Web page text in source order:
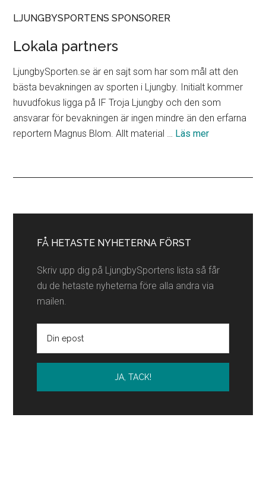
LJUNGBYSPORTENS SPONSORER
Lokala partners
LjungbySporten.se är en sajt som har som mål att den
bästa bevakningen av sporten i Ljungby. Initialt kommer
huvudfokus ligga på IF Troja Ljungby och den som
ansvarar för bevakningen är ingen mindre än den erfarna
reportern Magnus Blom. Allt material … Läs merom
sidofält
FÅ HETASTE NYHETERNA FÖRST
Skriv upp dig på LjungbySportens lista så får
du de hetaste nyheterna före alla andra via
mailen.